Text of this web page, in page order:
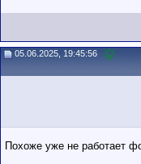
05.06.2025, 19:45:56
Похоже уже не работает